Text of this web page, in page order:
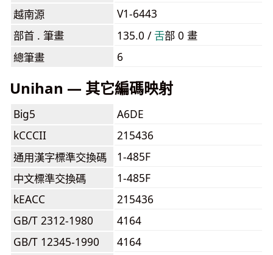
越南源
V1-6443
部首 . 筆畫
135.0 / ⾆部 0 畫
總筆畫
6
Unihan — 其它編碼映射
Big5
A6DE
kCCCII
215436
通用漢字標準交換碼
1-485F
中文標準交換碼
1-485F
kEACC
215436
GB/T 2312-1980
4164
GB/T 12345-1990
4164